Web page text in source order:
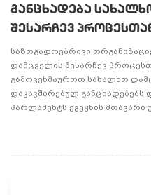
განცხადება
შესარჩევ
საზოგადოებრივი
დამცველის შესარჩევ
გამოვეხმაუროთ სახალხო
დაკავშირებულ
პარლამენტს ქვეყნის